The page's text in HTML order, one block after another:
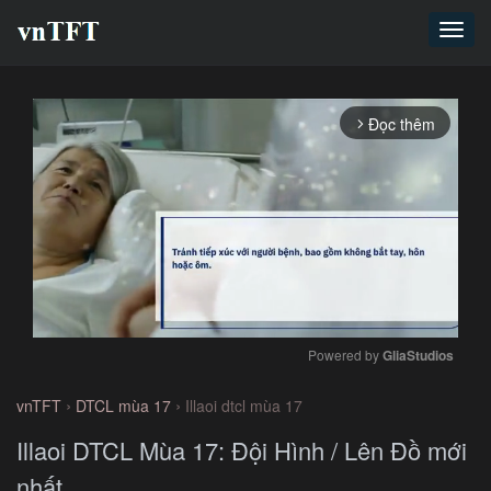
arrow_forward_ios Đọc thêm
Powered by GliaStudios
vnTFT › DTCL mùa 17 › Illaoi dtcl mùa 17
Illaoi DTCL Mùa 17: Đội Hình / Lên Đồ mới